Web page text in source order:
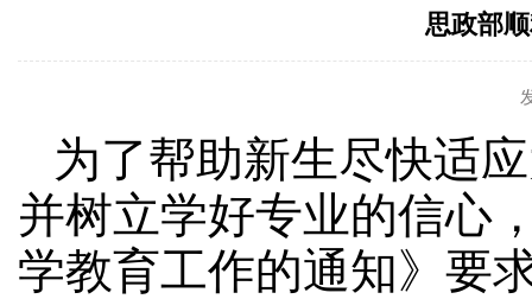
思政部
为了帮助新生尽快适
并树立学好专业的信心
学教育工作的通知》要